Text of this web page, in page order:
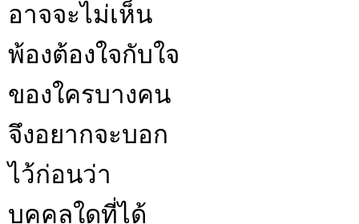
อาจจะไม่เห็น
พ้องต้องใจกับใจ
ของใครบางคน
จึงอยากจะบอก
ไว้ก่อนว่า
บุคคลใดที่ได้